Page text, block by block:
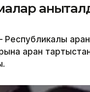
Республикалық
арқан